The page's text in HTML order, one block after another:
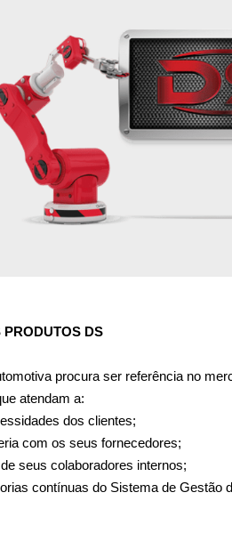
DS
procura ser referência no
atendam a:
dos clientes;
com os seus fornecedores;
seus colaboradores internos;
contínuas do Sistema de Gestão